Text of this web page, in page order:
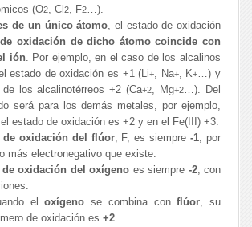
(O2, Cl 2, F2…).
de un único átomo, el estado de oxidación
oxidación de dicho átomo coincide con
ión. Por ejemplo, en el caso de los alcalinos
estado de oxidación es +1 (Li+, Na+, K+…) y
los alcalinotérreos +2 (Ca+2, Mg+2…). Del
será para los demás metales, por ejemplo,
estado de oxidación es +2 y en el Fe(III) +3.
de oxidación del flúor, F, es siempre -1, por
más electronegativo que existe.
de oxidación del oxígeno es siempre -2, con
eloxígeno se combina conflúor, su
de oxidación es +2.